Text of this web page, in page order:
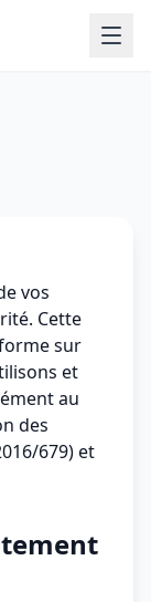
vos
Cette
sur
et
au
des
679) et